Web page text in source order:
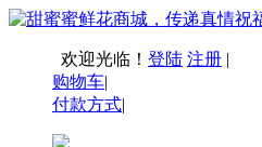
欢迎光临！ 登陆 注册 |
购物车|
付款方式|